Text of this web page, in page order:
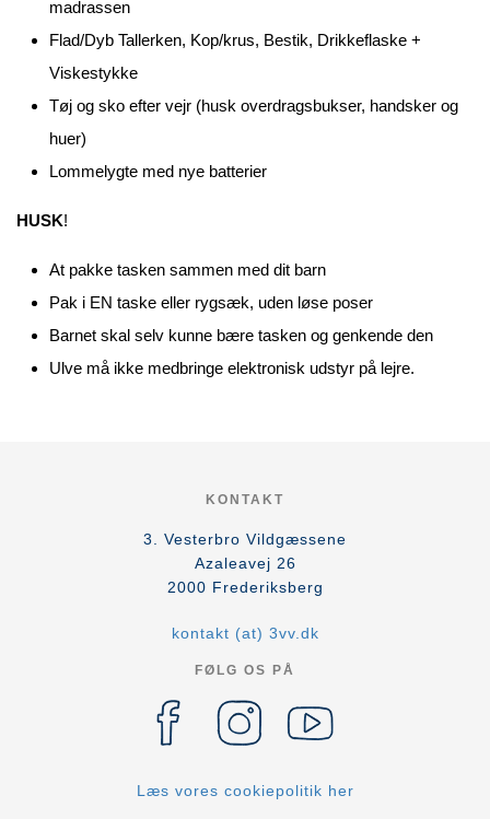
madrassen
Flad/Dyb Tallerken, Kop/krus, Bestik, Drikkeflaske +
Viskestykke
Tøj og sko efter vejr (husk overdragsbukser, handsker og
huer)
Lommelygte med nye batterier
HUSK!
At pakke tasken sammen med dit barn
Pak i EN taske eller rygsæk, uden løse poser
Barnet skal selv kunne bære tasken og genkende den
Ulve må ikke medbringe elektronisk udstyr på lejre.
KONTAKT
3. Vesterbro Vildgæssene
Azaleavej 26
2000 Frederiksberg
kontakt (at) 3vv.dk
FØLG OS PÅ
Læs vores cookiepolitik her